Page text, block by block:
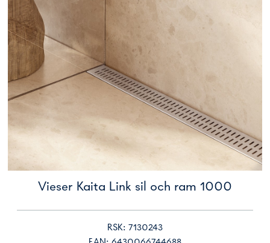
Vieser Kaita Link sil och ram 1000
RSK: 7130243